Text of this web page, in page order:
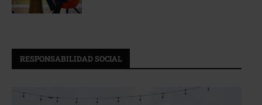
RESPONSABILIDAD SOCIAL